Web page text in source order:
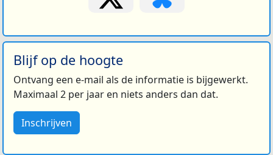
Blijf op de hoogte
Ontvang een e-mail als de informatie is bijgewerkt.
Maximaal 2 per jaar en niets anders dan dat.
Inschrijven